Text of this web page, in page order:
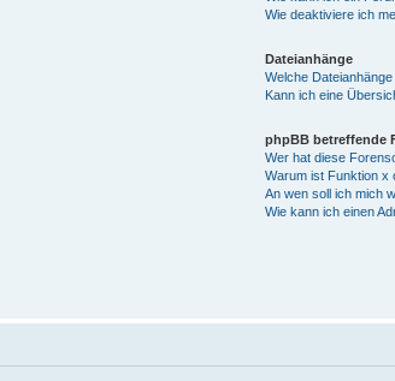
Wie deaktiviere ich
Dateianhänge
Welche
Kann ich eine
phpBB betreffende
Wer hat diese
Warum ist Funktion x
An wen soll ich mich
Wie kann ich einen